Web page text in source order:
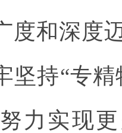
度和深度
坚持“专
力实现